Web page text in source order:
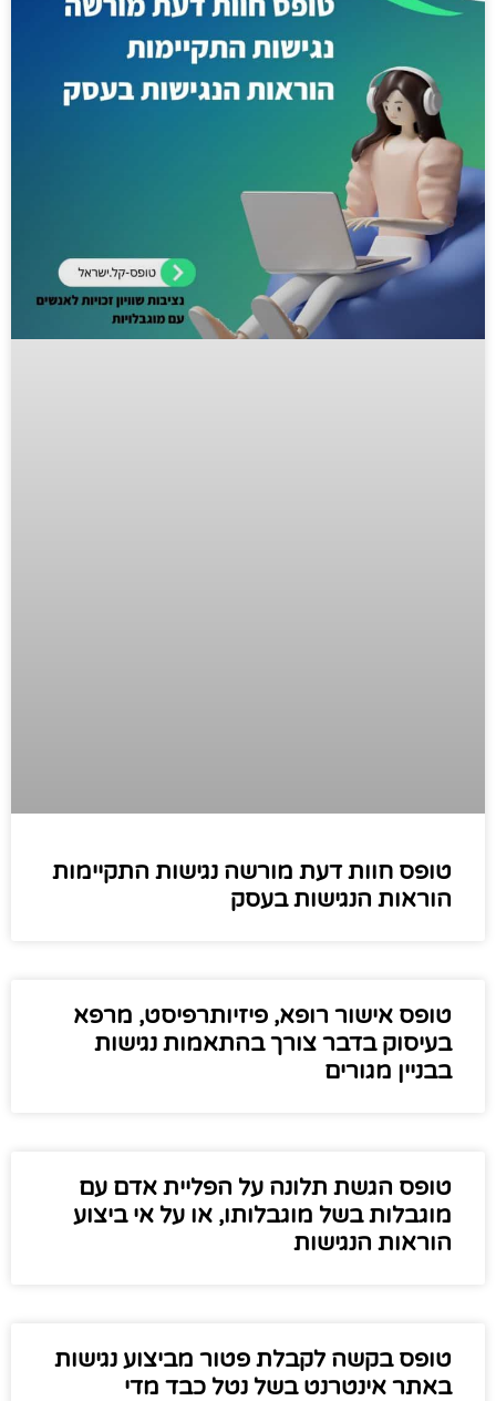
טופס חוות דעת מורשה נגישות התקיימות
הוראות הנגישות בעסק
טופס אישור רופא, פיזיותרפיסט, מרפא
בעיסוק בדבר צורך בהתאמות נגישות
בבניין מגורים
טופס הגשת תלונה על הפליית אדם עם
מוגבלות בשל מוגבלותו, או על אי ביצוע
הוראות הנגישות
טופס בקשה לקבלת פטור מביצוע נגישות
באתר אינטרנט בשל נטל כבד מדי